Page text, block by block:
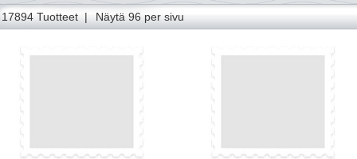
17894 Tuotteet | Näytä 96 per sivu
82 83 84 85 86 87 88